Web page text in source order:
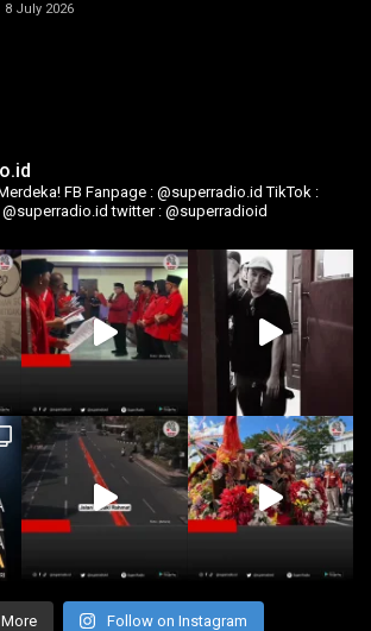
8 July 2026
FB Fanpage : @superradio.id TikTok :
@superradio.id twitter : @superradioid
Follow on Instagram